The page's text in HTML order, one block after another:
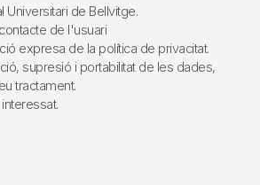
Universitari de Bellvitge.
de l'usuari
expresa de la política de privacitat.
supresió i portabilitat de les dades,
tractament.